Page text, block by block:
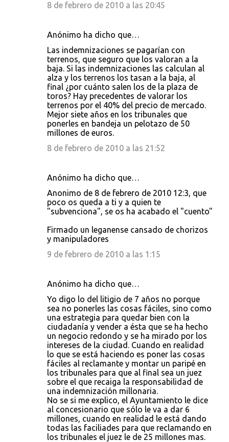
8 de febrero de 2010 a las 20:45
Anónimo ha dicho que…
Las indemnizaciones se pagarían con
terrenos, que seguro que los valoran a la
baja. Si las indemnizaciones las calculan al
alza y los terrenos los tasan a la baja, al
final ¿por cuánto salen los de la plaza de
toros? Hay precedentes de valorar los
terrenos por el 40% del precio de mercado.
Mejor siete años en los tribunales que
ponerles en bandeja un pelotazo de 50
millones de euros.
8 de febrero de 2010 a las 21:52
Anónimo ha dicho que…
Anonimo de 8 de febrero de 2010 12:3, que
poco os queda a ti y a quien te
"subvenciona", se os ha acabado el "cuento"
Firmado un leganense cansado de chorizos
y manipuladores
9 de febrero de 2010 a las 1:15
Anónimo ha dicho que…
Yo digo lo del litigio de 7 años no porque
sea no ponerles las cosas fáciles, sino como
una estrategia para quedar bien con la
ciudadanía y vender a ésta que se ha hecho
un negocio redondo y se ha mirado por los
intereses de la ciudad. Cuando en realidad
lo que se está haciendo es poner las cosas
fáciles al reclamante y montar un paripé en
los tribunales para que al final sea un juez
sobre el que recaiga la responsabilidad de
una indemnización millonaria.
No se si me explico, el Ayuntamiento le dice
al concesionario que sólo le va a dar 6
millones, cuando en realidad le está dando
todas las faciliades para que reclamando en
los tribunales el juez le de 25 millones mas.